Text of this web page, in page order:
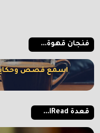
فنجان قهوة...
اسمع قصص
قعدة iRead...